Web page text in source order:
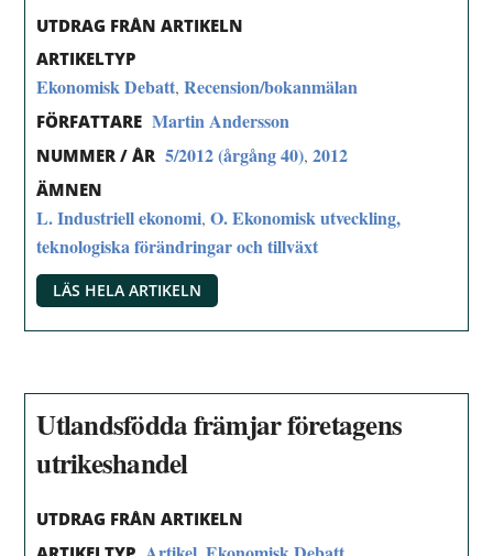
UTDRAG FRÅN ARTIKELN
ARTIKELTYP
Ekonomisk Debatt,Recension/bokanmälan
FÖRFATTARE Martin Andersson
NUMMER / ÅR 5/2012 (årgång 40),2012
ÄMNEN
L. Industriell ekonomi,O. Ekonomisk utveckling,
teknologiska förändringar och tillväxt
LÄS HELA ARTIKELN
Utlandsfödda främjar företagens
utrikeshandel
UTDRAG FRÅN ARTIKELN